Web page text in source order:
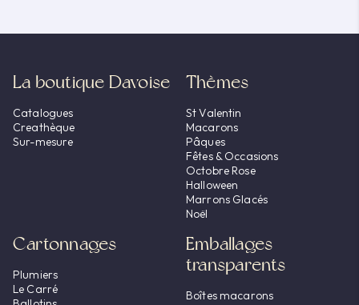
La boutique Davoise
Catalogues
Creathèque
Sur-mesure
Thèmes
St Valentin
Macarons
Pâques
Fêtes & Occasions
Octobre Rose
Halloween
Marrons Glacés
Noël
Cartonnages
Plumiers
Le Carré
Emballages
transparents
Boîtes macarons